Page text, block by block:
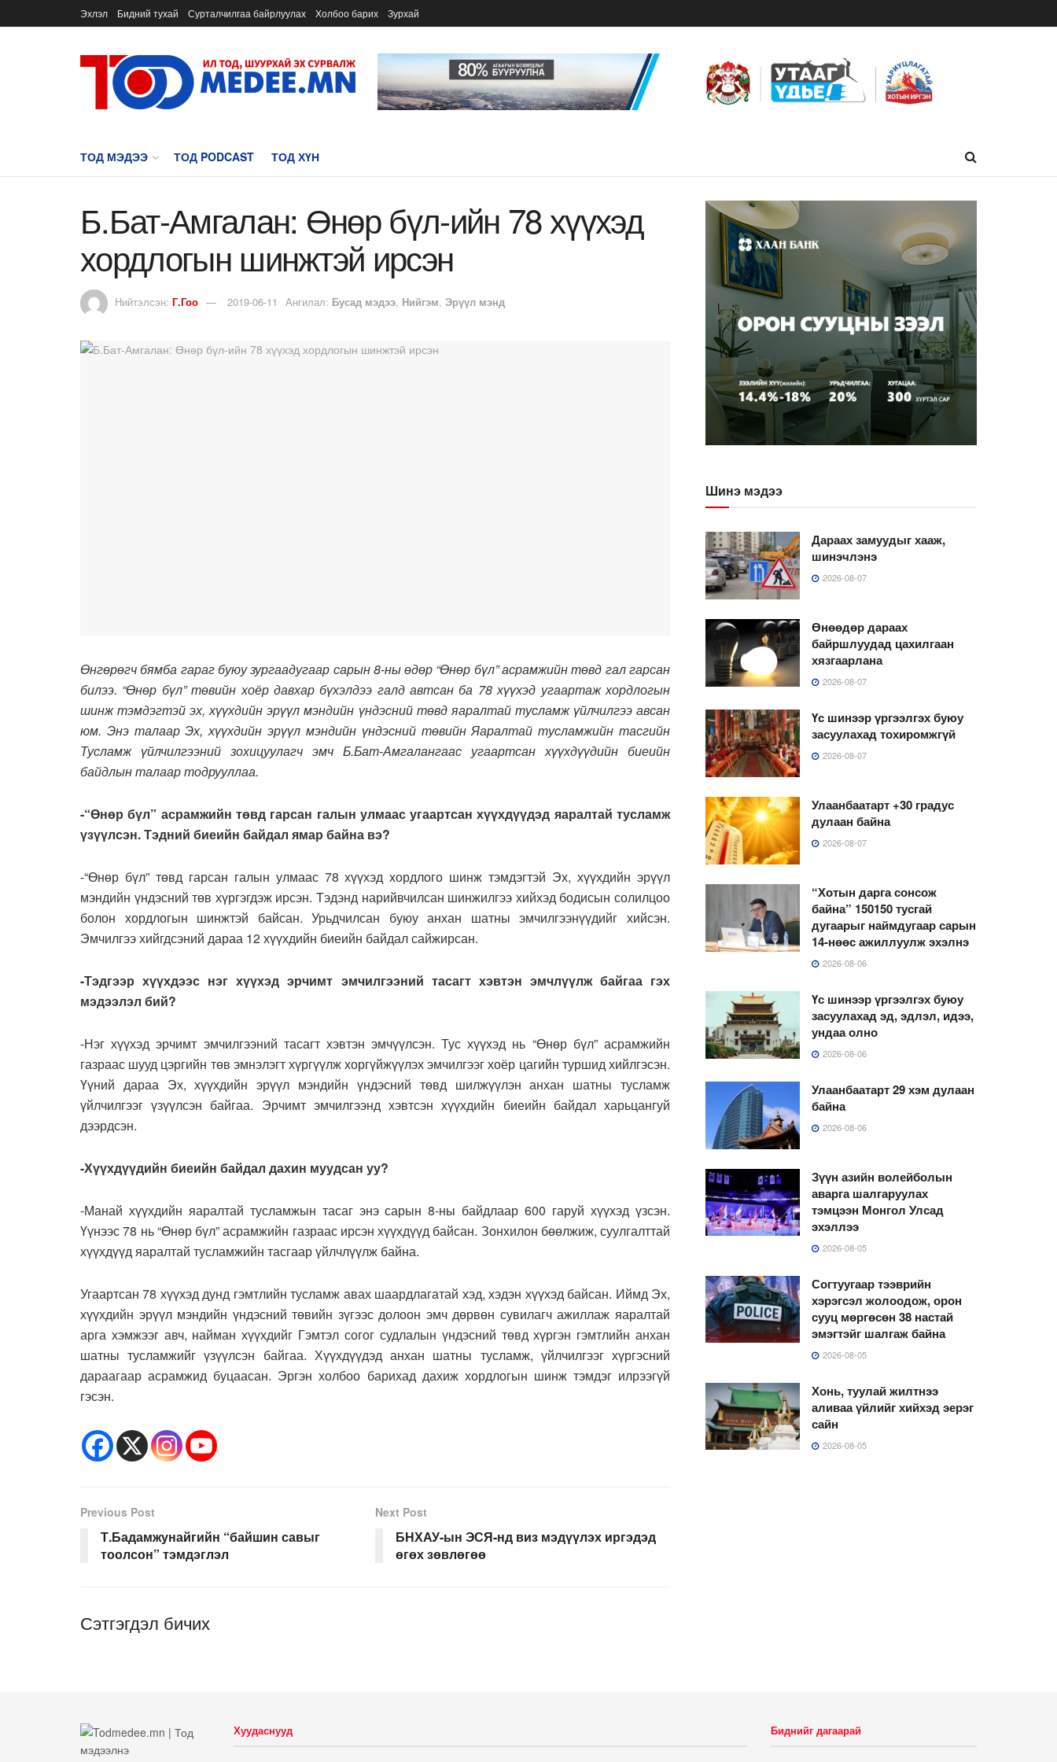
Эхлэл Бидний тухай Сурталчилгаа байрлуулах Холбоо барих Зурхай
ТОД МЭДЭЭ ТОД PODCAST ТОД ХҮН
Б.Бат-Амгалан: Өнөр бүл-ийн 78 хүүхэд
хордлогын шинжтэй ирсэн
Нийтэлсэн: Г.Гоо 2019-06-11 Ангилал: Бусад мэдээ, Нийгэм, Эрүүл мэнд
Өнгөрөгч бямба гараг буюу зургаадугаар сарын 8-ны өдөр “Өнөр бүл” асрамжийн төвд гал гарсан
билээ. “Өнөр бүл” төвийн хоёр давхар бүхэлдээ галд автсан ба 78 хүүхэд угаартаж хордлогын
шинж тэмдэгтэй эх, хүүхдийн эрүүл мэндийн үндэсний төвд яаралтай тусламж үйлчилгээ авсан
юм. Энэ талаар Эх, хүүхдийн эрүүл мэндийн үндэсний төвийн Яаралтай тусламжийн тасгийн
Тусламж үйлчилгээний зохицуулагч эмч Б.Бат-Амгалангаас угаартсан хүүхдүүдийн биеийн
байдлын талаар тодрууллаа.
-“Өнөр бүл” асрамжийн төвд гарсан галын улмаас угаартсан хүүхдүүдэд яаралтай тусламж
үзүүлсэн. Тэдний биеийн байдал ямар байна вэ?
-“Өнөр бүл” төвд гарсан галын улмаас 78 хүүхэд хордлого шинж тэмдэгтэй Эх, хүүхдийн эрүүл
мэндийн үндэсний төв хүргэгдэж ирсэн. Тэдэнд нарийвчилсан шин­жил­гээ хийхэд бодисын солилцоо
болон хордлогын шинжтэй байсан. Урьдчилсан буюу анхан шатны эмчилгээнүүдийг хийсэн.
Эмчилгээ хийгдсэний дараа 12 хүүхдийн биеийн байдал сайжирсан.
-Тэдгээр хүүхдээс нэг хүүхэд эрчимт эмчилгээний тасагт хэвтэн эмчлүүлж байгаа гэх
мэдээлэл бий?
-Нэг хүүхэд эрчимт эмчилгээний тасагт хэвтэн эмчүүлсэн. Тус хүүхэд нь “Өнөр бүл” асрамжийн
газраас шууд цэргийн төв эмнэлэгт хүргүүлж хоргүйжүүлэх эмчилгээг хоёр цагийн туршид хийлгэсэн.
Үүний дараа Эх, хүүхдийн эрүүл мэндийн үндэсний төвд шилжүүлэн анхан шатны тусламж
үйлчилгээг үзүүлсэн байгаа. Эрчимт эмчилгээнд хэвтсэн хүүхдийн биеийн байдал харьцангуй
дээрдсэн.
-Хүүхдүүдийн биеийн байдал дахин муудсан уу?
-Манай хүүхдийн яаралтай тус­ламжын тасаг энэ сарын 8-ны байдлаар 600 гаруй хүүхэд үзсэн.
Үүнээс 78 нь “Өнөр бүл” асрамжийн газраас ирсэн хүүхдүүд байсан. Зонхилон бөөлжиж, суулгалттай
хүүхдүүд яаралтай тусламжийн тасгаар үйлчлүүлж байна.
Угаартсан 78 хүүхэд дунд гэмтлийн тусламж авах шаардлагатай хэд, хэдэн хүүхэд байсан. Иймд Эх,
хүүхдийн эрүүл мэндийн үндэсний төвийн зүгээс долоон эмч дөрвөн сувилагч ажиллаж яаралтай
арга хэмжээг авч, найман хүүхдийг Гэмтэл согог судлалын үндэсний төвд хүргэн гэмтлийн анхан
шатны тусламжийг үзүүлсэн байгаа. Хүүхдүүдэд анхан шатны тусламж, үйлчилгээг хүргэсний
дараагаар асрамжид буцаасан. Эргэн холбоо барихад дахиж хордлогын шинж тэмдэг илрээгүй
гэсэн.
Previous Post
Т.Бадамжунайгийн “байшин савыг
тоолсон” тэмдэглэл
Next Post
БНХАУ-ын ЭСЯ-нд виз мэдүүлэх иргэдэд
өгөх зөвлөгөө
Сэтгэгдэл бичих
Шинэ мэдээ
Дараах замуудыг хааж,
шинэчлэнэ
2026-08-07
Өнөөдөр дараах
байршлуудад цахилгаан
хязгаарлана
2026-08-07
Үс шинээр үргээлгэх буюу
засуулахад тохиромжгүй
2026-08-07
Улаанбаатарт +30 градус
дулаан байна
2026-08-07
“Хотын дарга сонсож
байна” 150150 тусгай
дугаарыг наймдугаар сарын
14-нөөс ажиллуулж эхэлнэ
2026-08-06
Үс шинээр үргээлгэх буюу
засуулахад эд, эдлэл, идээ,
ундаа олно
2026-08-06
Улаанбаатарт 29 хэм дулаан
байна
2026-08-06
Зүүн азийн волейболын
аварга шалгаруулах
тэмцээн Монгол Улсад
эхэллээ
2026-08-05
Согтуугаар тээврийн
хэрэгсэл жолоодож, орон
сууц мөргөсөн 38 настай
эмэгтэйг шалгаж байна
2026-08-05
Хонь, туулай жилтнээ
аливаа үйлийг хийхэд эерэг
сайн
2026-08-05
Хуудаснууд Биднийг дагаарай